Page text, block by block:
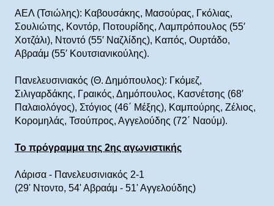
ΑΕΛ (Τσιώλης): Καβουσάκης, Μασούρας, Γκόλιας,
Σουλιώτης, Κοντόρ, Ποτουρίδης, Λαμπρόπουλος (55′
Χοτζάλι), Ντοντό (55′ Ναζλίδης), Καπός, Ουρτάδο,
Αβραάμ (55′ Κουτσιανικούλης).
Πανελευσινιακός (Θ. Δημόπουλος): Γκόμεζ,
Σιλιγαρδάκης, Γραικός, Δημόπουλος, Κασνέτσης (68′
Παλαιολόγος), Στόγιος (46΄ Μέξης), Καμπούρης, Ζέλιος,
Κορομηλάς, Τσούπρος, Αγγελούδης (72΄ Ναούμ).
Το πρόγραμμα της 2ης αγωνιστικής
Λάρισα - Πανελευσινιακός 2-1
(29' Ντοντο, 54' Αβραάμ - 51' Αγγελούδης)